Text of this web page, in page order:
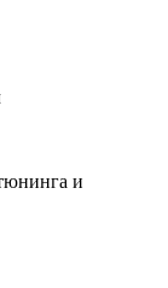
и